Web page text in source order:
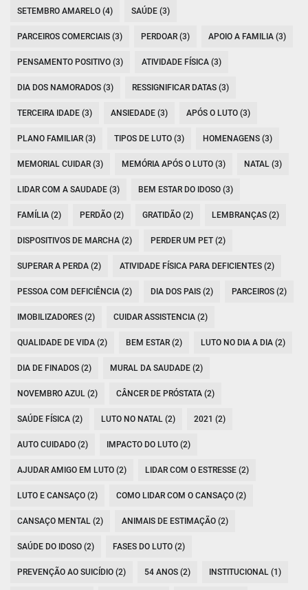
SETEMBRO AMARELO (4) SAÚDE (3)
PARCEIROS COMERCIAIS (3) PERDOAR (3) APOIO A FAMILIA (3)
PENSAMENTO POSITIVO (3) ATIVIDADE FÍSICA (3)
DIA DOS NAMORADOS (3) RESSIGNIFICAR DATAS (3)
TERCEIRA IDADE (3) ANSIEDADE (3) APÓS O LUTO (3)
PLANO FAMILIAR (3) TIPOS DE LUTO (3) HOMENAGENS (3)
MEMORIAL CUIDAR (3) MEMÓRIA APÓS O LUTO (3) NATAL (3)
LIDAR COM A SAUDADE (3) BEM ESTAR DO IDOSO (3)
FAMÍLIA (2) PERDÃO (2) GRATIDÃO (2) LEMBRANÇAS (2)
DISPOSITIVOS DE MARCHA (2) PERDER UM PET (2)
SUPERAR A PERDA (2) ATIVIDADE FÍSICA PARA DEFICIENTES (2)
PESSOA COM DEFICIÊNCIA (2) DIA DOS PAIS (2) PARCEIROS (2)
IMOBILIZADORES (2) CUIDAR ASSISTENCIA (2)
QUALIDADE DE VIDA (2) BEM ESTAR (2) LUTO NO DIA A DIA (2)
DIA DE FINADOS (2) MURAL DA SAUDADE (2)
NOVEMBRO AZUL (2) CÂNCER DE PRÓSTATA (2)
SAÚDE FÍSICA (2) LUTO NO NATAL (2) 2021 (2)
AUTO CUIDADO (2) IMPACTO DO LUTO (2)
AJUDAR AMIGO EM LUTO (2) LIDAR COM O ESTRESSE (2)
LUTO E CANSAÇO (2) COMO LIDAR COM O CANSAÇO (2)
CANSAÇO MENTAL (2) ANIMAIS DE ESTIMAÇÃO (2)
SAÚDE DO IDOSO (2) FASES DO LUTO (2)
PREVENÇÃO AO SUICÍDIO (2) 54 ANOS (2) INSTITUCIONAL (1)